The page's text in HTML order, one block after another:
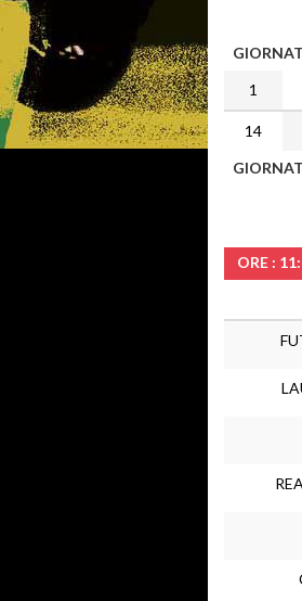
1
14
ORE :